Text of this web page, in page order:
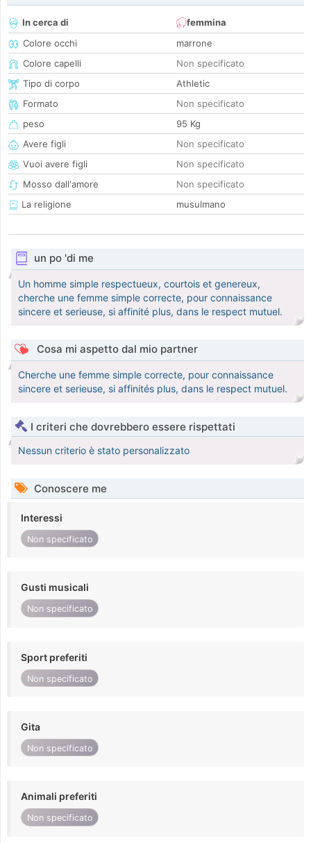
In cerca di
femmina
Colore occhi
marrone
Colore capelli
Non specificato
Tipo di corpo
Athletic
Formato
Non specificato
peso
95 Kg
Avere figli
Non specificato
Vuoi avere figli
Non specificato
Mosso dall'amore
Non specificato
La religione
musulmano
un po 'di me
Un homme simple respectueux, courtois et genereux,
cherche une femme simple correcte, pour connaissance
sincere et serieuse, si affinité plus, dans le respect mutuel.
Cosa mi aspetto dal mio partner
Cherche une femme simple correcte, pour connaissance
sincere et serieuse, si affinités plus, dans le respect mutuel.
I criteri che dovrebbero essere rispettati
Nessun criterio è stato personalizzato
Conoscere me
Interessi
Non specificato
Gusti musicali
Non specificato
Sport preferiti
Non specificato
Gita
Non specificato
Animali preferiti
Non specificato